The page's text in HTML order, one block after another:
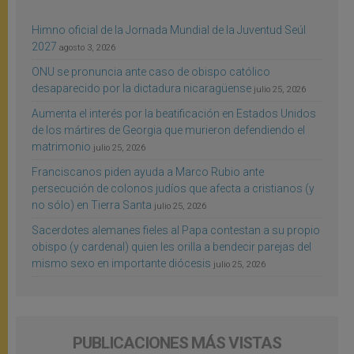
Himno oficial de la Jornada Mundial de la Juventud Seúl
2027 agosto 3, 2026
ONU se pronuncia ante caso de obispo católico
desaparecido por la dictadura nicaragüense julio 25, 2026
Aumenta el interés por la beatificación en Estados Unidos
de los mártires de Georgia que murieron defendiendo el
matrimonio julio 25, 2026
Franciscanos piden ayuda a Marco Rubio ante
persecución de colonos judíos que afecta a cristianos (y
no sólo) en Tierra Santa julio 25, 2026
Sacerdotes alemanes fieles al Papa contestan a su propio
obispo (y cardenal) quien les orilla a bendecir parejas del
mismo sexo en importante diócesis julio 25, 2026
PUBLICACIONES MÁS VISTAS